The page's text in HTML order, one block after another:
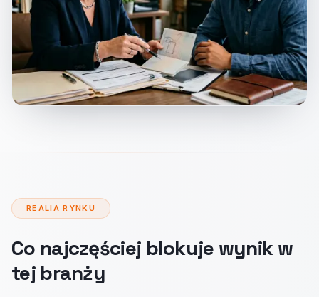
REALIA RYNKU
Co najczęściej blokuje wynik w
tej branży